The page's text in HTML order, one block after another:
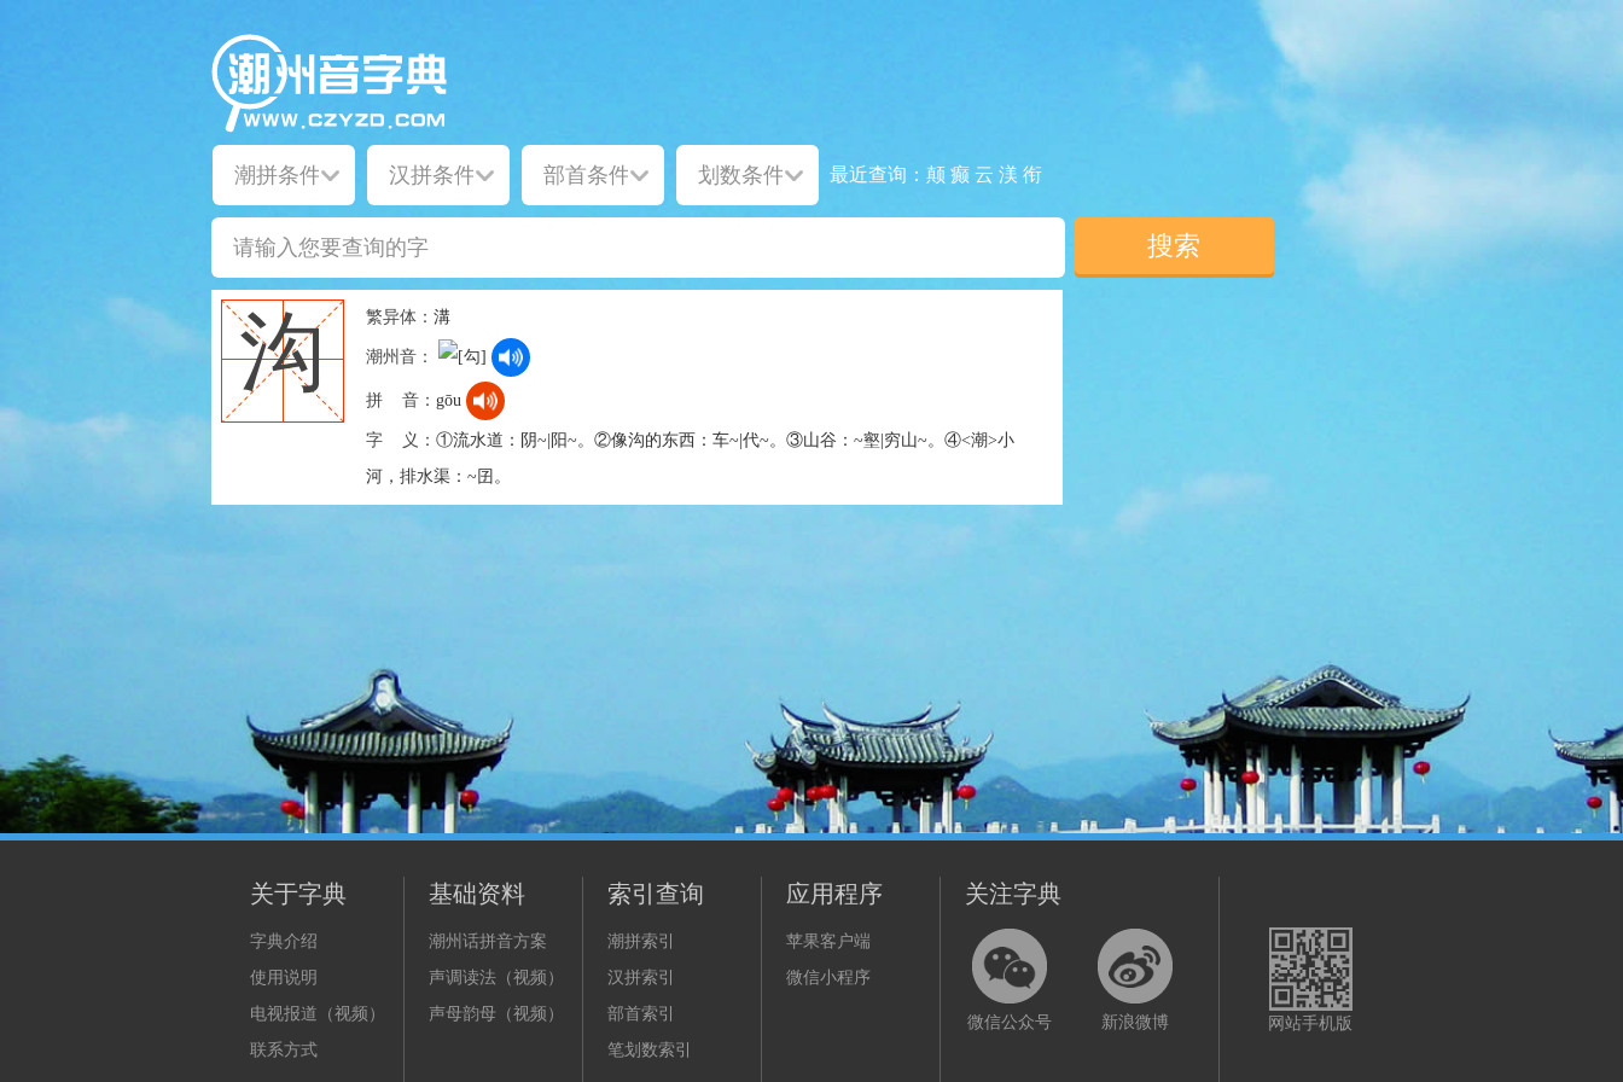
最近查询： 颠 癫 云 渼 衔
沟 繁异体： 溝
潮州音：
拼 音： gōu
字 义： ①流水道：阴~|阳~。②像沟的东西：车~|代~。③山谷：~壑|穷山~。④<潮>小
河，排水渠：~囝。
关于字典
字典介绍
使用说明
电视报道（视频）
联系方式
基础资料
潮州话拼音方案
声调读法（视频）
声母韵母（视频）
索引查询
潮拼索引
汉拼索引
部首索引
笔划数索引
应用程序
苹果客户端
微信小程序
关注字典
微信公众号 新浪微博 网站手机版